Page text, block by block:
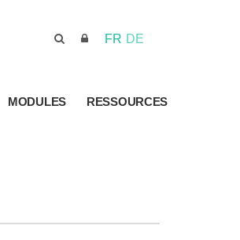
FR DE
MODULES RESSOURCES